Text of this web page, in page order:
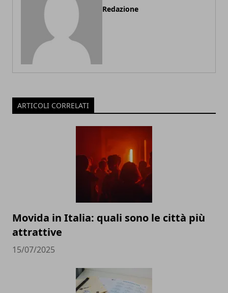
Redazione
ARTICOLI CORRELATI
Movida in Italia: quali sono le città più
attrattive
15/07/2025